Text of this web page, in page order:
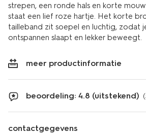
strepen, een ronde hals en korte
staat een lief roze hartje. Het korte
tailleband zit soepel en luchtig, zodat
ontspannen slaapt en lekker beweegt.
meer productinformatie
beoordeling: 4.8 (uitstekend)
contactgegevens